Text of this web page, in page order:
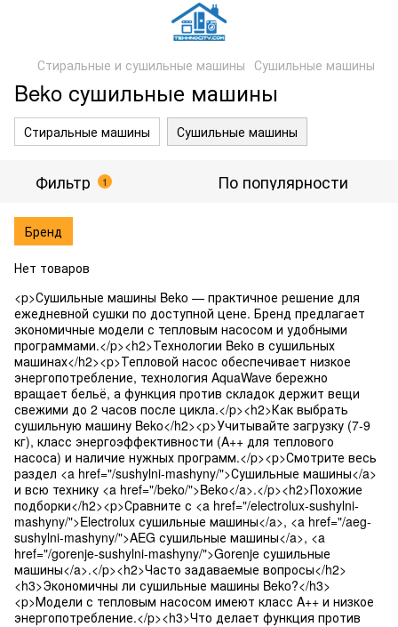
Стиральные и сушильные машины Сушильные машины
Beko сушильные машины
Стиральные машины Сушильные машины
Фильтр 1 По популярности
Бренд
Нет товаров
<p>Сушильные машины Beko — практичное решение для
ежедневной сушки по доступной цене. Бренд предлагает
экономичные модели с тепловым насосом и удобными
программами.</p><h2>Технологии Beko в сушильных
машинах</h2><p>Тепловой насос обеспечивает низкое
энергопотребление, технология AquaWave бережно
вращает бельё, а функция против складок держит вещи
свежими до 2 часов после цикла.</p><h2>Как выбрать
сушильную машину Beko</h2><p>Учитывайте загрузку (7-9
кг), класс энергоэффективности (A++ для теплового
насоса) и наличие нужных программ.</p><p>Смотрите весь
раздел <a href="/sushylni-mashyny/">Сушильные машины</a>
и всю технику <a href="/beko/">Beko</a>.</p><h2>Похожие
подборки</h2><p>Сравните с <a href="/electrolux-sushylni-
mashyny/">Electrolux сушильные машины</a>, <a href="/aeg-
sushylni-mashyny/">AEG сушильные машины</a>, <a
href="/gorenje-sushylni-mashyny/">Gorenje сушильные
машины</a>.</p><h2>Часто задаваемые вопросы</h2>
<h3>Экономичны ли сушильные машины Beko?</h3>
<p>Модели с тепловым насосом имеют класс A++ и низкое
энергопотребление.</p><h3>Что делает функция против